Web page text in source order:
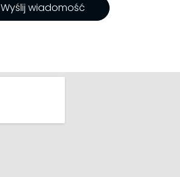
Wyślij wiadomość